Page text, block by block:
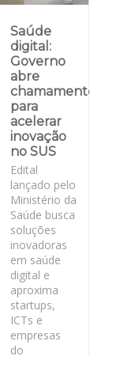
Saúde
digital:
Governo
abre
chamamento
para
acelerar
inovação
no SUS
Edital
lançado pelo
Ministério da
Saúde busca
soluções
inovadoras
em saúde
digital e
aproxima
startups,
ICTs e
empresas
do